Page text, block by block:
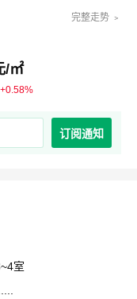
完整走势 ﹥
/㎡
+0.58%
订阅通知
室